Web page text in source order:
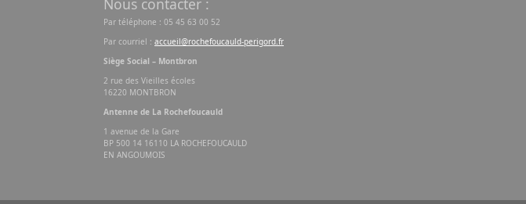
Nous contacter :
Par téléphone : 05 45 63 00 52
Par courriel : accueil@rochefoucauld-perigord.fr
Siège Social – Montbron
2 rue des Vieilles écoles
16220 MONTBRON
Antenne de La Rochefoucauld
1 avenue de la Gare
BP 500 14 16110 LA ROCHEFOUCAULD
EN ANGOUMOIS